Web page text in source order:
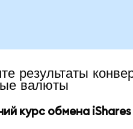
результаты
валюты
курс обмена